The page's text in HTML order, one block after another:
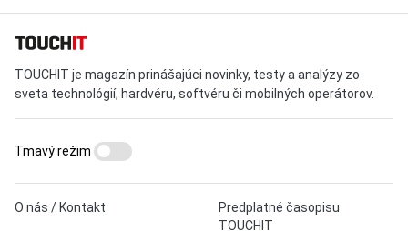
TOUCHIT je magazín prinášajúci novinky, testy a analýzy zo
sveta technológií, hardvéru, softvéru či mobilných operátorov.
O nás / Kontakt
Predplatné časopisu
TOUCHIT
Tmavý režim